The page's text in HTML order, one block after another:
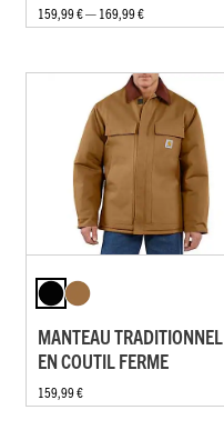
159,99 € — 169,99 €
MANTEAU TRADITIONNEL
EN COUTIL FERME
159,99 €